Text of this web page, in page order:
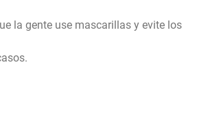
la gente use mascarillas y evite los